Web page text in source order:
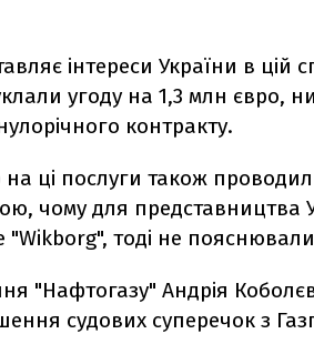
інтереси України в цій
угоду на 1,3 млн євро,
контракту.
ці послуги також
чому для представництва
"Wikborg", тоді не
"Нафтогазу" Андрія
судових суперечок з